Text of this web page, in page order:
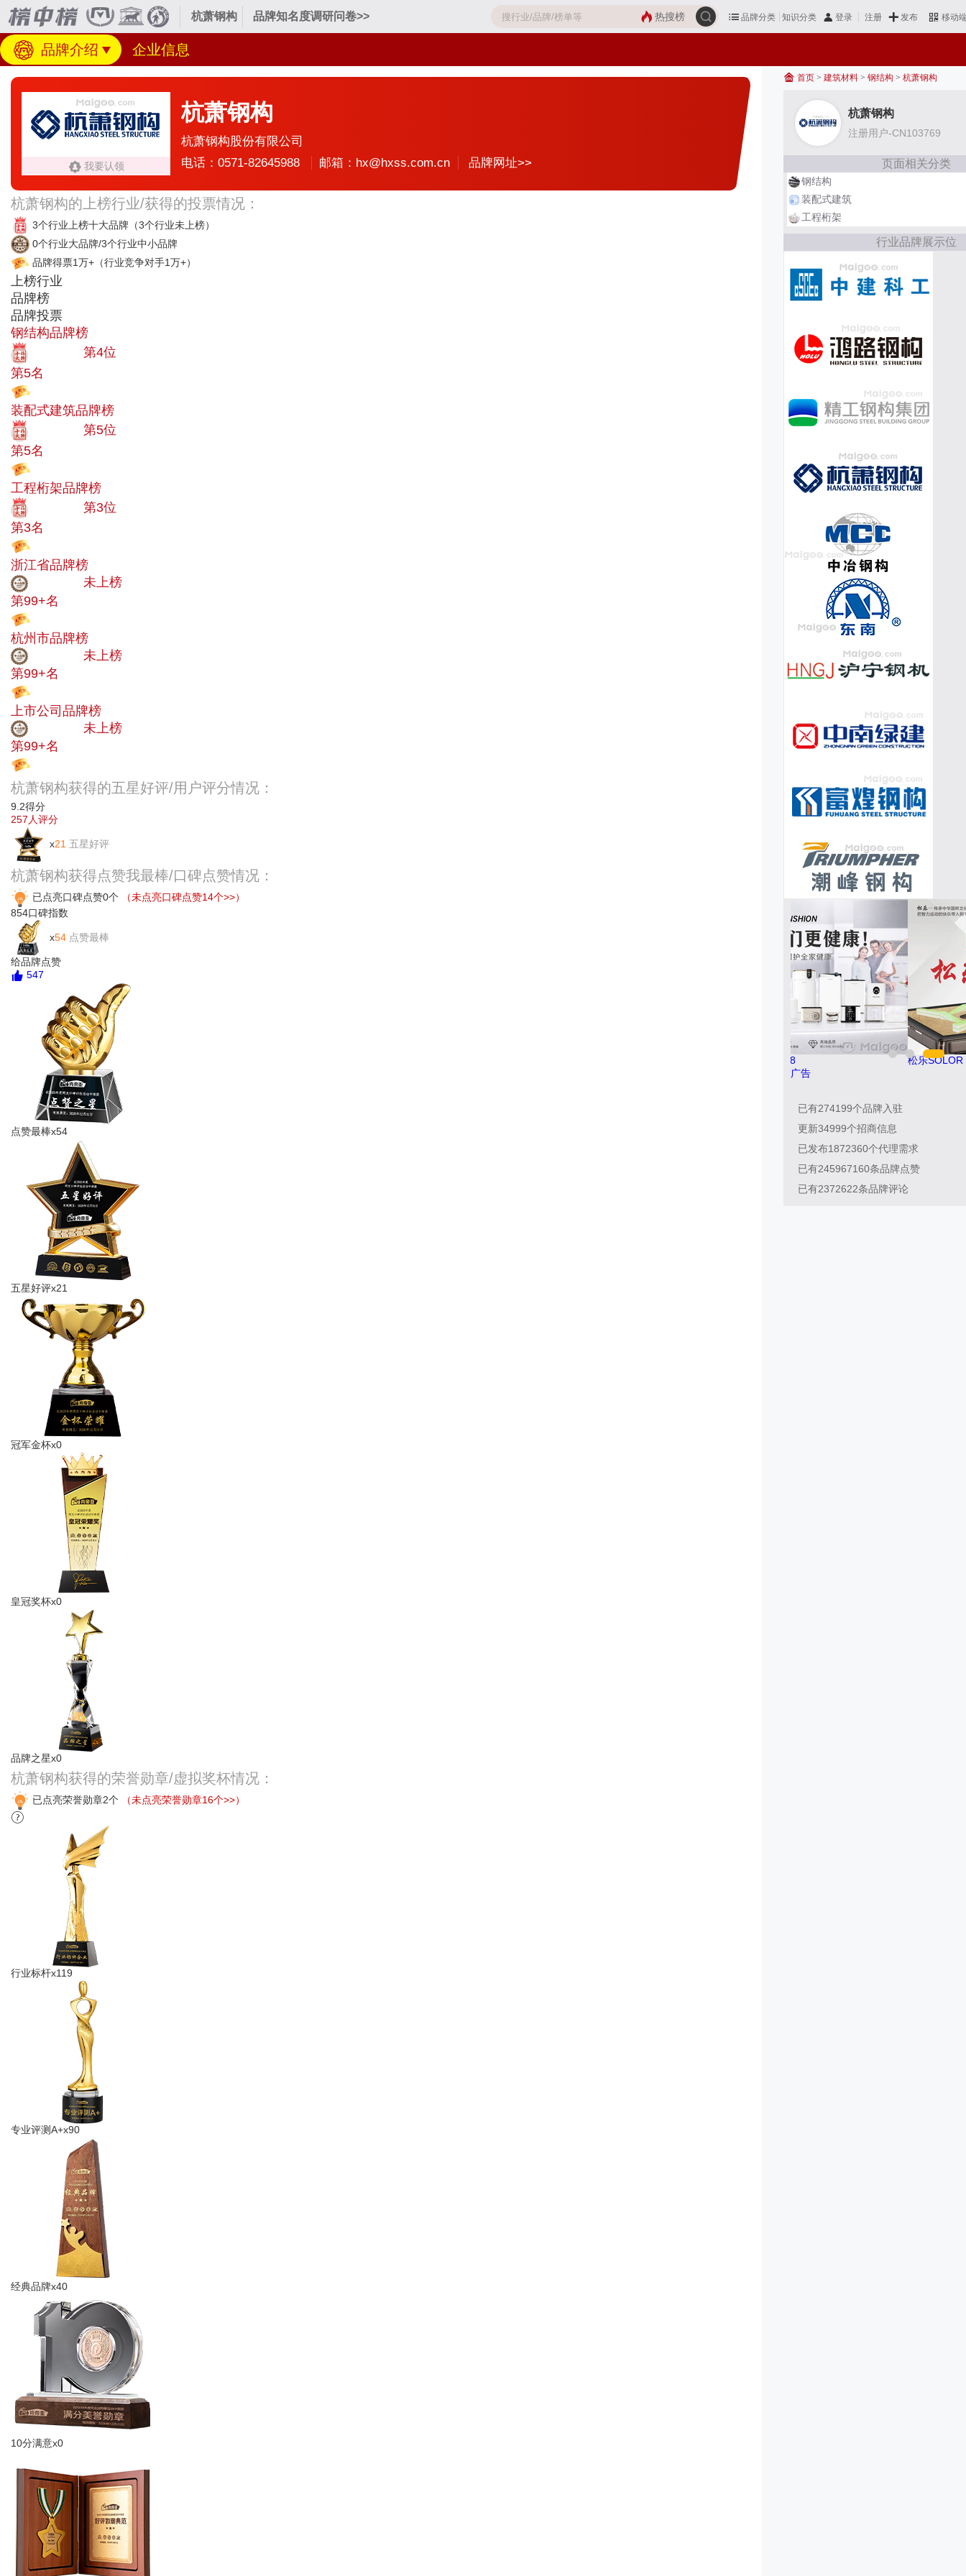
杭萧钢构 品牌知名度调研问卷>> 品牌分类 知识分类 登录 注册 发布 移动
热搜榜
品牌介绍 企业信息
我要认领
杭萧钢构
杭萧钢构股份有限公司
电话：0571-82645988
邮箱：hx@hxss.com.cn 品牌网址>>
杭萧钢构的上榜行业/获得的投票情况：
3个行业上榜十大品牌 （3个行业未上榜）
0个行业大品牌/3个行业中小品牌
品牌得票1万+ （行业竞争对手1万+）
上榜行业
品牌榜
品牌投票
钢结构品牌榜
第4位
第5名
装配式建筑品牌榜
第5位
第5名
工程桁架品牌榜
第3位
第3名
浙江省品牌榜
未上榜
第99+名
杭州市品牌榜
未上榜
第99+名
上市公司品牌榜
未上榜
第99+名
杭萧钢构获得的五星好评/用户评分情况：
9.2得分
257 人评分
x21 五星好评
杭萧钢构获得点赞我最棒/口碑点赞情况：
已点亮口碑点赞0个
（未点亮口碑点赞14个>>）
854口碑指数
x54 点赞最棒
给品牌点赞
547
点赞最棒x54
五星好评x21
冠军金杯x0
皇冠奖杯x0
品牌之星x0
杭萧钢构获得的荣誉勋章/虚拟奖杯情况：
已点亮荣誉勋章2个 （未点亮荣誉勋章16个>>）
行业标杆x119
专业评测A+x90
经典品牌x40
10分满意x0
首页 > 建筑材料 > 钢结构 > 杭萧钢构
杭萧钢构
注册用户-CN103769
页面相关分类
钢结构
装配式建筑
工程桁架
行业品牌展示位
冰尊BENSHION 4008-276-278
广告
已有274199个品牌入驻
更新34999个招商信息
已发布1872360个代理需求
已有245967160条品牌点赞
已有2372622条品牌评论